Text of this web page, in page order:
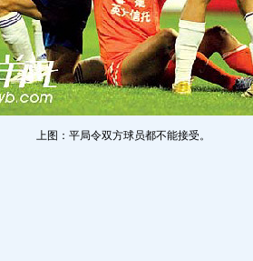
上图：平局令双方球员都不能接受。